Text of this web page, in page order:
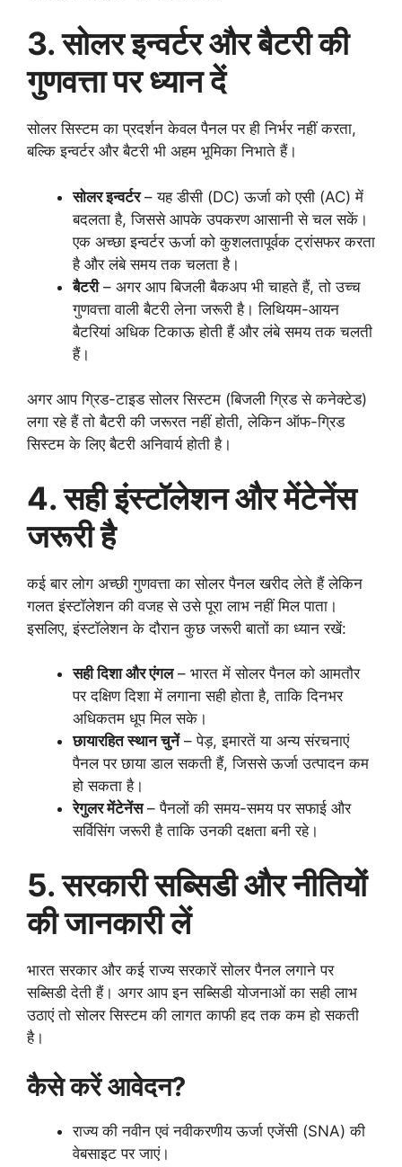
3. सोलर इन्वर्टर और बैटरी की
गुणवत्ता पर ध्यान दें
सोलर सिस्टम का प्रदर्शन केवल पैनल पर ही निर्भर नहीं करता,
बल्कि इन्वर्टर और बैटरी भी अहम भूमिका निभाते हैं।
सोलर इन्वर्टर– यह डीसी (DC) ऊर्जा को एसी (AC) में
बदलता है, जिससे आपके उपकरण आसानी से चल सकें।
एक अच्छा इन्वर्टर ऊर्जा को कुशलतापूर्वक ट्रांसफर करता
है और लंबे समय तक चलता है।
बैटरी– अगर आप बिजली बैकअप भी चाहते हैं, तो उच्च
गुणवत्ता वाली बैटरी लेना जरूरी है। लिथियम-आयन
बैटरियां अधिक टिकाऊ होती हैं और लंबे समय तक चलती
हैं।
अगर आप ग्रिड-टाइड सोलर सिस्टम (बिजली ग्रिड से कनेक्टेड)
लगा रहे हैं तो बैटरी की जरूरत नहीं होती, लेकिन ऑफ-ग्रिड
सिस्टम के लिए बैटरी अनिवार्य होती है।
4. सही इंस्टॉलेशन और मेंटेनेंस
जरूरी है
कई बार लोग अच्छी गुणवत्ता का सोलर पैनल खरीद लेते हैं लेकिन
गलत इंस्टॉलेशन की वजह से उसे पूरा लाभ नहीं मिल पाता।
इसलिए, इंस्टॉलेशन के दौरान कुछ जरूरी बातों का ध्यान रखें:
सही दिशा और एंगल– भारत में सोलर पैनल को आमतौर
पर दक्षिण दिशा में लगाना सही होता है, ताकि दिनभर
अधिकतम धूप मिल सके।
छायारहित स्थान चुनें– पेड़, इमारतें या अन्य संरचनाएं
पैनल पर छाया डाल सकती हैं, जिससे ऊर्जा उत्पादन कम
हो सकता है।
रेगुलर मेंटेनेंस– पैनलों की समय-समय पर सफाई और
सर्विसिंग जरूरी है ताकि उनकी दक्षता बनी रहे।
5. सरकारी सब्सिडी और नीतियों
की जानकारी लें
भारत सरकार और कई राज्य सरकारें सोलर पैनल लगाने पर
सब्सिडी देती हैं। अगर आप इन सब्सिडी योजनाओं का सही लाभ
उठाएं तो सोलर सिस्टम की लागत काफी हद तक कम हो सकती
है।
कैसे करें आवेदन?
राज्य की नवीन एवं नवीकरणीय ऊर्जा एजेंसी (SNA) की
वेबसाइट पर जाएं।